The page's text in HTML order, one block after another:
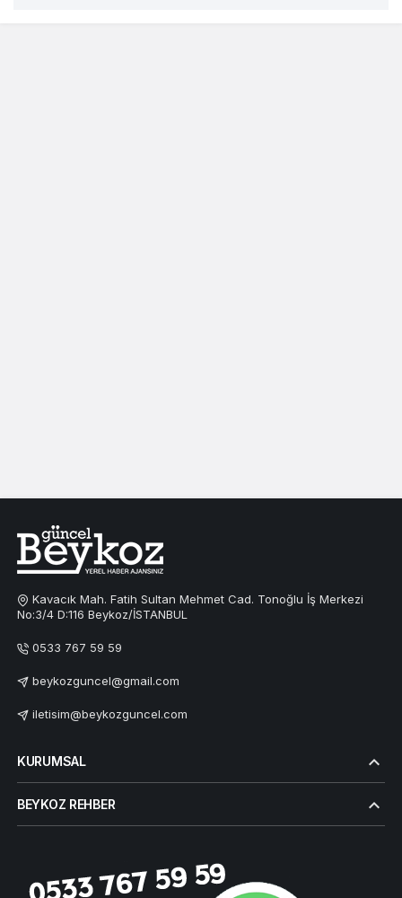
Kavacık Mah. Fatih Sultan Mehmet Cad. Tonoğlu İş Merkezi
No:3/4 D:116 Beykoz/İSTANBUL
0533 767 59 59
beykozguncel@gmail.com
iletisim@beykozguncel.com
KURUMSAL
BEYKOZ REHBER